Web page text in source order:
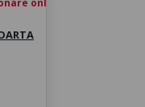
online începând cu 16